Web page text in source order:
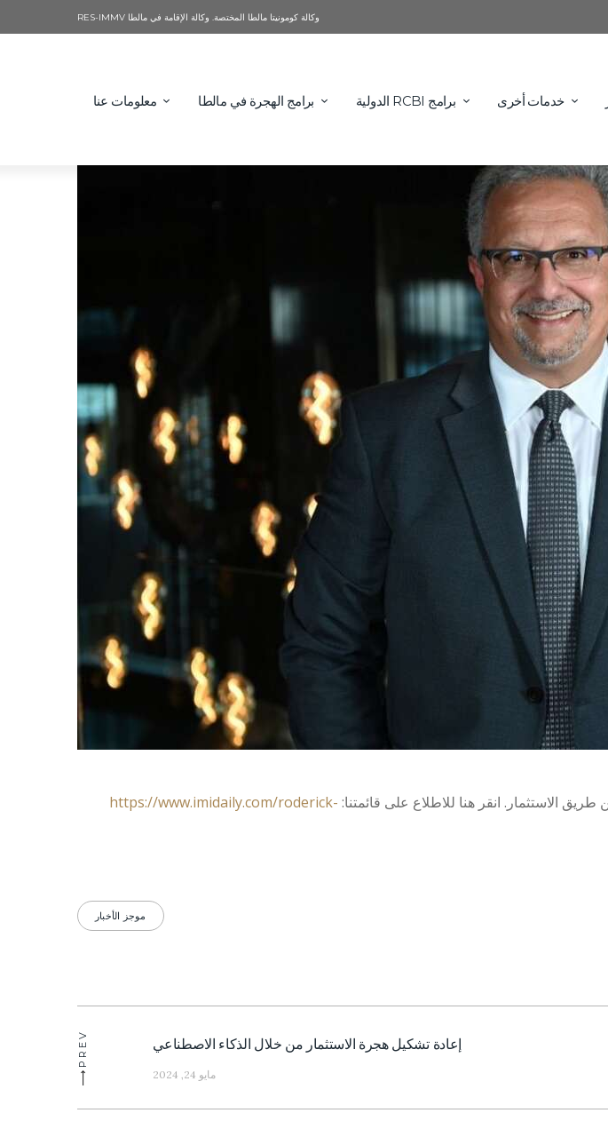
وكالة كومونيتا مالطا المختصة. وكالة الإقامة في مالطا RES-IMMV
معلومات عنا برامج الهجرة في مالطا برامج RCBI الدولية خدمات أخرى
https://www.imidaily.com/roderick-
موجز الأخبار
PREV إعادة تشكيل هجرة الاستثمار من خلال الذكاء الاصطناعي
مايو 24, 2024